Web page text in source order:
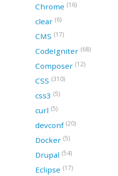
Chrome (16)
clear (6)
CMS (17)
CodeIgniter (68)
Composer (12)
CSS (310)
css3 (5)
curl (5)
devconf (20)
Docker (5)
Drupal (54)
Eclipse (17)